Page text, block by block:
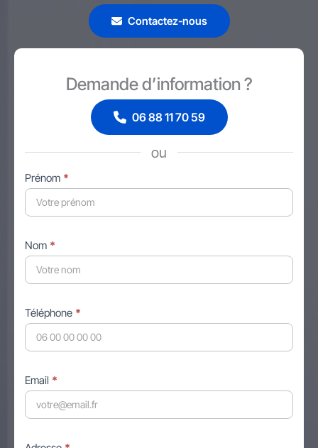
Contactez-nous
Demande d’information ?
06 88 11 70 59
ou
Formulaire
simple
avec
Prénom *
Nom *
Téléphone *
Email *